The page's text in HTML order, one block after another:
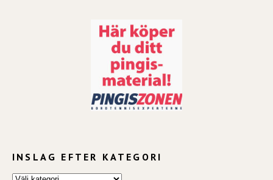
INSLAG EFTER KATEGORI